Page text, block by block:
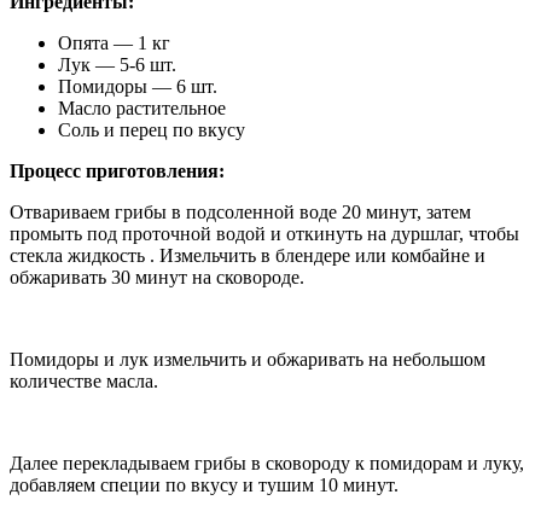
Опята — 1 кг
Лук — 5-6 шт.
Помидоры — 6 шт.
Масло растительное
Соль и перец по вкусу
Процесс приготовления:
Отвариваем грибы в подсоленной воде 20 минут, затем
промыть под проточной водой и откинуть на дуршлаг, чтобы
стекла жидкость . Измельчить в блендере или комбайне и
обжаривать 30 минут на сковороде.
Помидоры и лук измельчить и обжаривать на небольшом
количестве масла.
Далее перекладываем грибы в сковороду к помидорам и луку,
добавляем специи по вкусу и тушим 10 минут.